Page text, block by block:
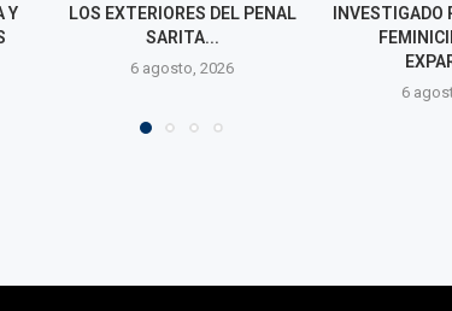
INVESTIGADO POR PRESUNTO
FEMINICIDIO DE SU
EXPAREJA...
PRESUNTA
6